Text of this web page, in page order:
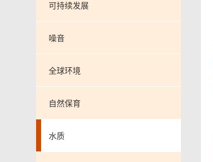
可持续发展
噪音
全球环境
自然保育
水质